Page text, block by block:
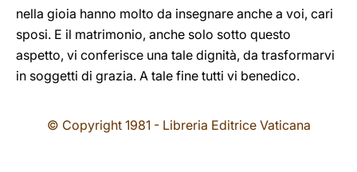
nella gioia hanno molto da insegnare anche a voi, cari
sposi. E il matrimonio, anche solo sotto questo
aspetto, vi conferisce una tale dignità, da trasformarvi
in soggetti di grazia. A tale fine tutti vi benedico.
© Copyright 1981 - Libreria Editrice Vaticana